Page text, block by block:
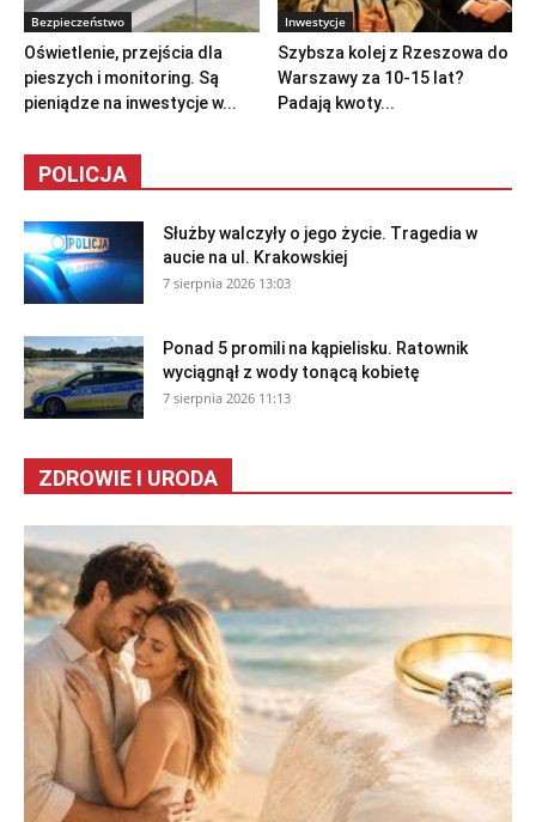
Bezpieczeństwo
Oświetlenie, przejścia dla
pieszych i monitoring. Są
pieniądze na inwestycje w...
Inwestycje
Szybsza kolej z Rzeszowa do
Warszawy za 10-15 lat?
Padają kwoty...
POLICJA
Służby walczyły o jego życie. Tragedia w
aucie na ul. Krakowskiej
7 sierpnia 2026 13:03
Ponad 5 promili na kąpielisku. Ratownik
wyciągnął z wody tonącą kobietę
7 sierpnia 2026 11:13
ZDROWIE I URODA